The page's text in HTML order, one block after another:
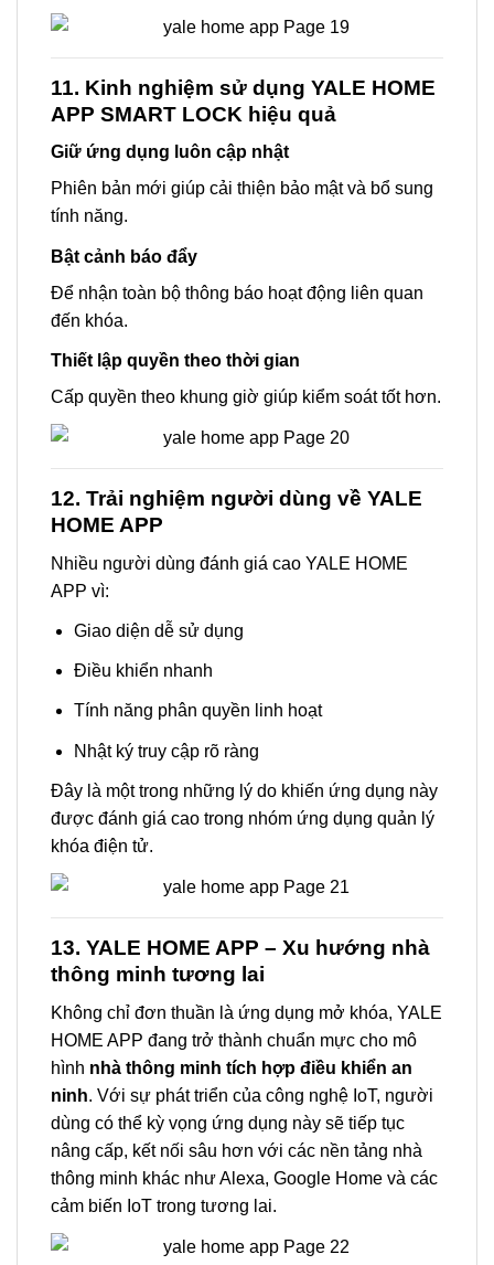
11. Kinh nghiệm sử dụng YALE HOME
APP SMART LOCK hiệu quả
Giữ ứng dụng luôn cập nhật
Phiên bản mới giúp cải thiện bảo mật và bổ sung
tính năng.
Bật cảnh báo đẩy
Để nhận toàn bộ thông báo hoạt động liên quan
đến khóa.
Thiết lập quyền theo thời gian
Cấp quyền theo khung giờ giúp kiểm soát tốt hơn.
12. Trải nghiệm người dùng về YALE
HOME APP
Nhiều người dùng đánh giá cao YALE HOME
APP vì:
Giao diện dễ sử dụng
Điều khiển nhanh
Tính năng phân quyền linh hoạt
Nhật ký truy cập rõ ràng
Đây là một trong những lý do khiến ứng dụng này
được đánh giá cao trong nhóm ứng dụng quản lý
khóa điện tử.
13. YALE HOME APP – Xu hướng nhà
thông minh tương lai
Không chỉ đơn thuần là ứng dụng mở khóa, YALE
HOME APP đang trở thành chuẩn mực cho mô
hình nhà thông minh tích hợp điều khiển an
ninh. Với sự phát triển của công nghệ IoT, người
dùng có thể kỳ vọng ứng dụng này sẽ tiếp tục
nâng cấp, kết nối sâu hơn với các nền tảng nhà
thông minh khác như Alexa, Google Home và các
cảm biến IoT trong tương lai.